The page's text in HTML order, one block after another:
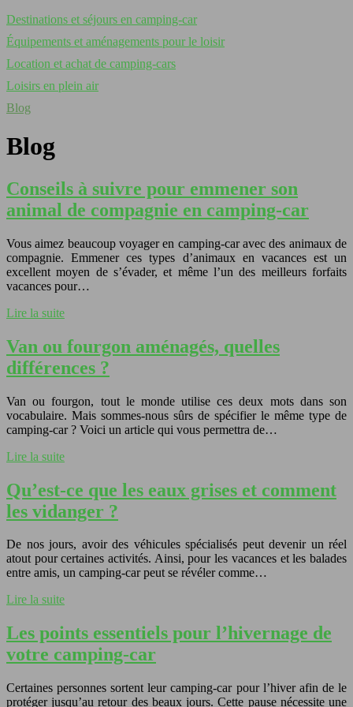
Destinations et séjours en camping-car
Équipements et aménagements pour le loisir
Location et achat de camping-cars
Loisirs en plein air
Blog
Blog
Conseils à suivre pour emmener son
animal de compagnie en camping-car
Vous aimez beaucoup voyager en camping-car avec des animaux de
compagnie. Emmener ces types d’animaux en vacances est un
excellent moyen de s’évader, et même l’un des meilleurs forfaits
vacances pour…
Lire la suite
Van ou fourgon aménagés, quelles
différences ?
Van ou fourgon, tout le monde utilise ces deux mots dans son
vocabulaire. Mais sommes-nous sûrs de spécifier le même type de
camping-car ? Voici un article qui vous permettra de…
Lire la suite
Qu’est-ce que les eaux grises et comment
les vidanger ?
De nos jours, avoir des véhicules spécialisés peut devenir un réel
atout pour certaines activités. Ainsi, pour les vacances et les balades
entre amis, un camping-car peut se révéler comme…
Lire la suite
Les points essentiels pour l’hivernage de
votre camping-car
Certaines personnes sortent leur camping-car pour l’hiver afin de le
protéger jusqu’au retour des beaux jours. Cette pause nécessite une